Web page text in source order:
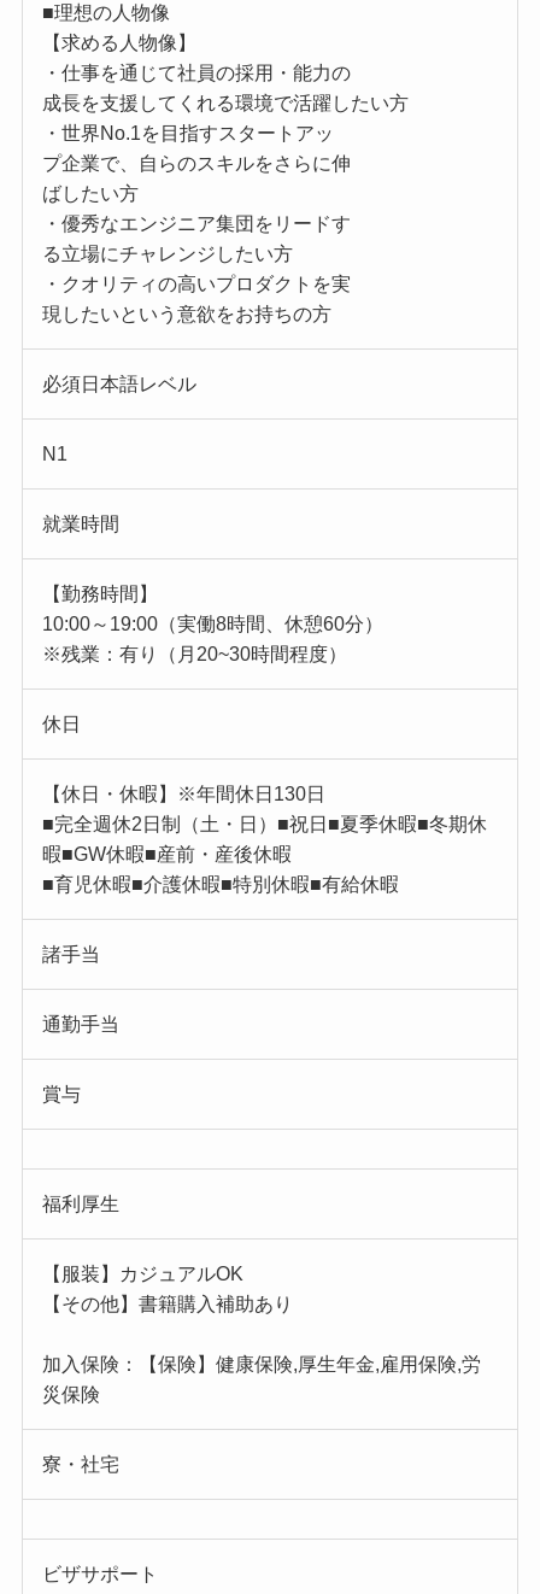
■理想の人物像
【求める人物像】
・仕事を通じて社員の採用・能力の
成長を支援してくれる環境で活躍したい方
・世界No.1を目指すスタートアッ
プ企業で、自らのスキルをさらに伸
ばしたい方
・優秀なエンジニア集団をリードす
る立場にチャレンジしたい方
・クオリティの高いプロダクトを実
現したいという意欲をお持ちの方
必須日本語レベル
N1
就業時間
【勤務時間】
10:00～19:00（実働8時間、休憩60分）
※残業：有り（月20~30時間程度）
休日
【休日・休暇】※年間休日130日
■完全週休2日制（土・日）■祝日■夏季休暇■冬期休
暇■GW休暇■産前・産後休暇
■育児休暇■介護休暇■特別休暇■有給休暇
諸手当
通勤手当
賞与
福利厚生
【服装】カジュアルOK
【その他】書籍購入補助あり
加入保険：【保険】健康保険,厚生年金,雇用保険,労
災保険
寮・社宅
ビザサポート